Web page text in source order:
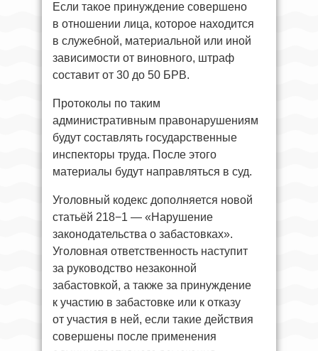
Если такое принуждение совершено
в отношении лица, которое находится
в служебной, материальной или иной
зависимости от виновного, штраф
составит от 30 до 50 БРВ.
Протоколы по таким
административным правонарушениям
будут составлять государственные
инспекторы труда. После этого
материалы будут направляться в суд.
Уголовный кодекс дополняется новой
статьёй 218−1 — «Нарушение
законодательства о забастовках».
Уголовная ответственность наступит
за руководство незаконной
забастовкой, а также за принуждение
к участию в забастовке или к отказу
от участия в ней, если такие действия
совершены после применения